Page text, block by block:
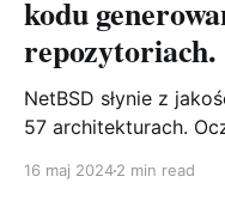
kodu
repozytoriach.
NetBSD słynie z
57 architekturach.
więcej osób używa
16 maj 20242 min read